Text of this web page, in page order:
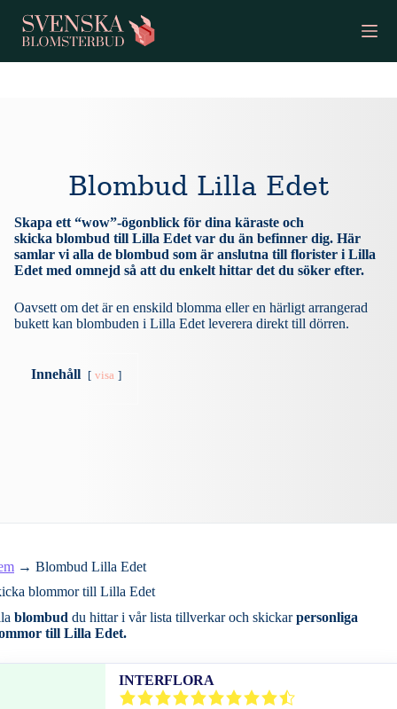
S
k
p
Blombud Lilla Edet
Skapa ett “wow”-ögonblick för dina käraste och
skicka blombud till Lilla Edet var du än befinner dig. Här
samlar vi alla de blombud som är anslutna till florister i Lilla
Edet med omnejd så att du enkelt hittar det du söker efter.
Oavsett om det är en enskild blomma eller en härligt arrangerad
bukett kan blombuden i Lilla Edet leverera direkt till dörren.
Innehåll visa
→ Blombud Lilla Edet
blommor till Lilla Edet
blombud du hittar i vår lista tillverkar och skickarpersonliga
till Lilla Edet.
INTERFLORA